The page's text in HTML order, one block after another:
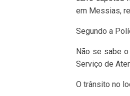
em Messias,
Segundo a
Não se sabe
Serviço de
O trânsito no